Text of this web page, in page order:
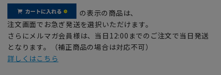
の表示の商品は、
注文画面でお急ぎ発送を選択いただけます。
さらにメルマガ会員様は、当日12:00までのご注文で当日発送
となります。（補正商品の場合は対応不可）
詳しくはこちら